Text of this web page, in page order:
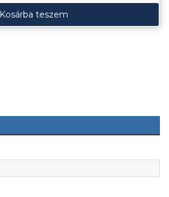
Kosárba teszem